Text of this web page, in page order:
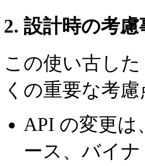
2. 設計時の考慮
この使い古し
くの重要な考
API の変更は
ース、バイ